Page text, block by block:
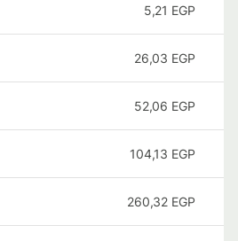
5,21 EGP
26,03 EGP
52,06 EGP
104,13 EGP
260,32 EGP